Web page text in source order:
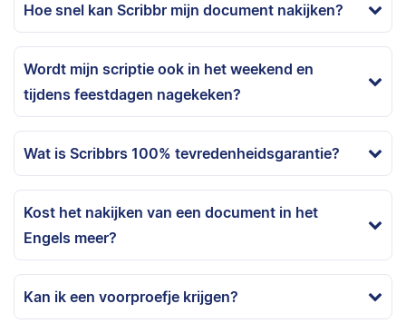
Hoe snel kan Scribbr mijn document nakijken?
Wordt mijn scriptie ook in het weekend en
tijdens feestdagen nagekeken?
Wat is Scribbrs 100% tevredenheidsgarantie?
Kost het nakijken van een document in het
Engels meer?
Kan ik een voorproefje krijgen?